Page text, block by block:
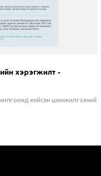
хийсэн шинжилгээний